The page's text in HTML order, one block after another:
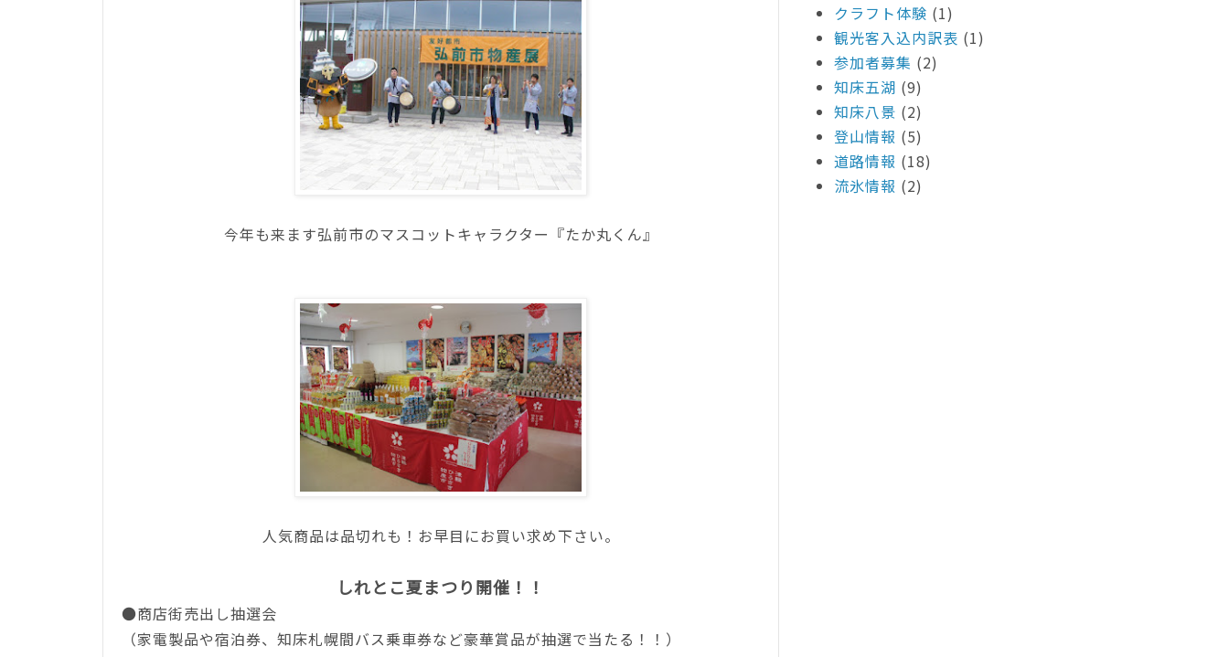
今年も来ます弘前市のマスコットキャラクター『たか丸くん』
人気商品は品切れも！お早目にお買い求め下さい。
しれとこ夏まつり開催！！
●商店街売出し抽選会
（家電製品や宿泊券、知床札幌間バス乗車券など豪華賞品が抽選で当たる！！）
クラフト体験 (1)
観光客入込内訳表 (1)
参加者募集 (2)
知床五湖 (9)
知床八景 (2)
登山情報 (5)
道路情報 (18)
流氷情報 (2)